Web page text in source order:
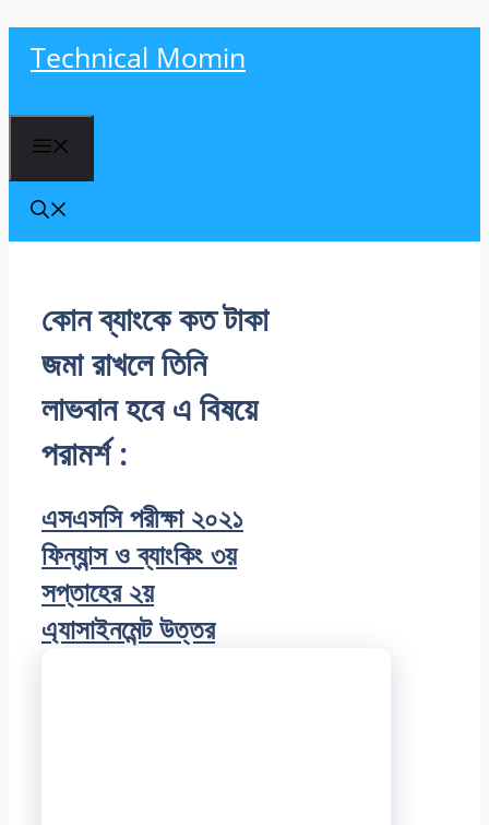
Technical Momin
কোন ব্যাংকে কত টাকা
জমা রাখলে তিনি
লাভবান হবে এ বিষয়ে
পরামর্শ :
এসএসসি পরীক্ষা ২০২১
ফিন্যান্স ও ব্যাংকিং ৩য়
সপ্তাহের ২য়
এ্যাসাইনমেন্ট উত্তর